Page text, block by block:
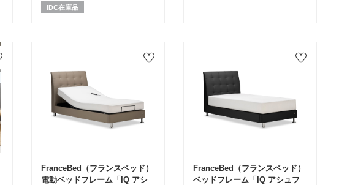
IDC在庫品
FranceBed（フランスベッド）
電動ベッドフレーム「IQ アシ
FranceBed（フランスベッド）
ベッドフレーム「IQ アシュフ